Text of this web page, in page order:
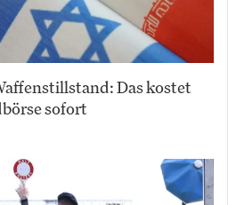
Das kostet
sofort